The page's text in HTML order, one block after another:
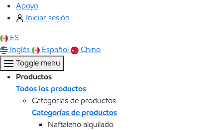
Apoyo
Iniciar sesión
ES
Inglés
Español
Chino
Toggle menu
Productos
Todos los productos
Categorías de productos
Categorías de productos
Naftaleno alquilado